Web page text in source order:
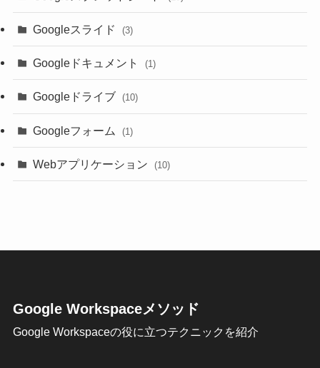
Googleスライド (3)
Googleドキュメント (1)
Googleドライブ (10)
Googleフォーム (1)
Webアプリケーション (10)
Google Workspaceメソッド
Google Workspaceの役に立つテクニックを紹介